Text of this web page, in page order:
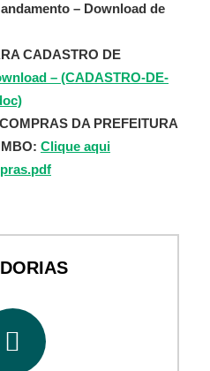
– Download de
CADASTRO DE
– (CADASTRO-DE-
DA PREFEITURA
Clique aqui